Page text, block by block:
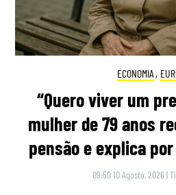
ECONOMIA ,
“Quero viver um
mulher de 79 anos
pensão e explica
09:50 10 Agosto, 2026 |